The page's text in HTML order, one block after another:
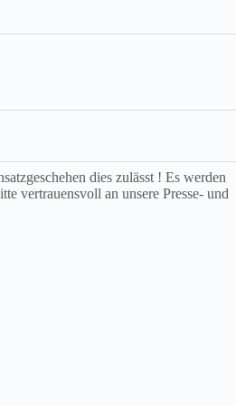
dies zulässt ! Es werden
vertrauensvoll an unsere Presse- und